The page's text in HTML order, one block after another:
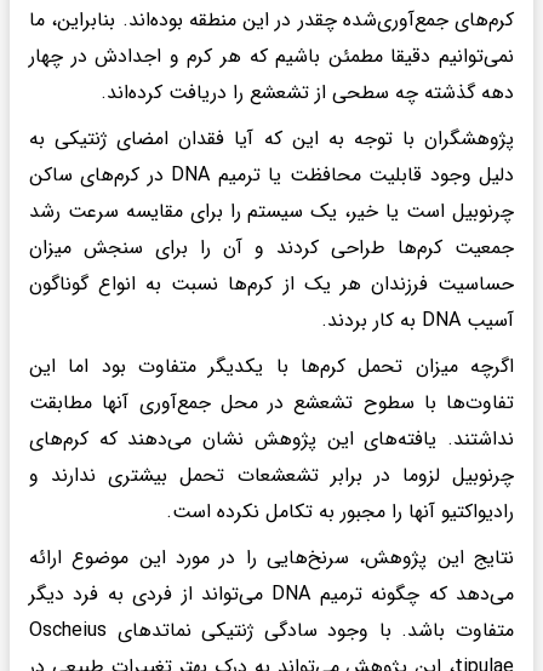
کرم‌های جمع‌آوری‌شده چقدر در این منطقه بوده‌اند. بنابراین، ما
نمی‌توانیم دقیقا مطمئن باشیم که هر کرم و اجدادش در چهار
دهه گذشته چه سطحی از تشعشع را دریافت کرده‌اند.
پژوهشگران با توجه به این که آیا فقدان امضای ژنتیکی به
دلیل وجود قابلیت محافظت یا ترمیم DNA در کرم‌های ساکن
چرنوبیل است یا خیر، یک سیستم را برای مقایسه سرعت رشد
جمعیت کرم‌ها طراحی کردند و آن را برای سنجش میزان
حساسیت فرزندان هر یک از کرم‌ها نسبت به انواع گوناگون
آسیب DNA به کار بردند.
اگرچه میزان تحمل کرم‌ها با یکدیگر متفاوت بود اما این
تفاوت‌ها با سطوح تشعشع در محل جمع‌آوری آنها مطابقت
نداشتند. یافته‌های این پژوهش نشان می‌دهند که کرم‌های
چرنوبیل لزوما در برابر تشعشعات تحمل بیشتری ندارند و
رادیواکتیو آنها را مجبور به تکامل نکرده است.
نتایج این پژوهش، سرنخ‌هایی را در مورد این موضوع ارائه
می‌دهد که چگونه ترمیم DNA می‌تواند از فردی به فرد دیگر
متفاوت باشد. با وجود سادگی ژنتیکی نماتدهای Oscheius